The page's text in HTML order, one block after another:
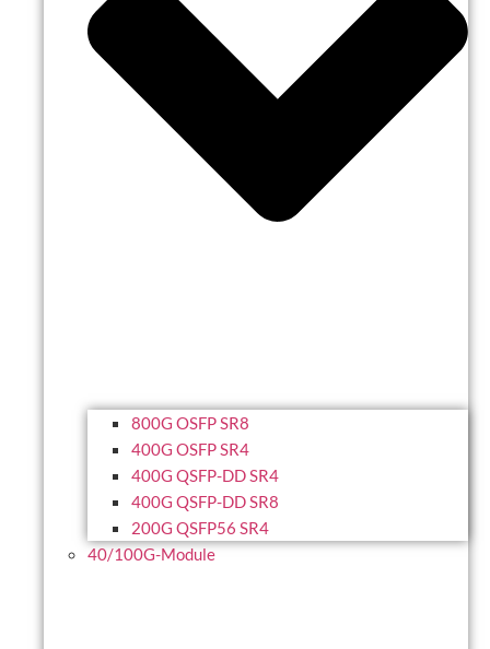
800G OSFP SR8
400G OSFP SR4
400G QSFP-DD SR4
400G QSFP-DD SR8
200G QSFP56 SR4
40/100G-Module